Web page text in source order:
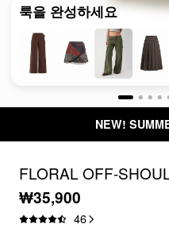
룩을 완성하세요
NEW!
FLORAL OFF-
BLOUSE
₩35,900
46